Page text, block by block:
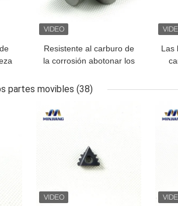
Resistente al carburo de
la corrosión abotonar los
pedazos de la
perforación petrolífera
Las
partes movibles (38)
MEJOR PRECIO